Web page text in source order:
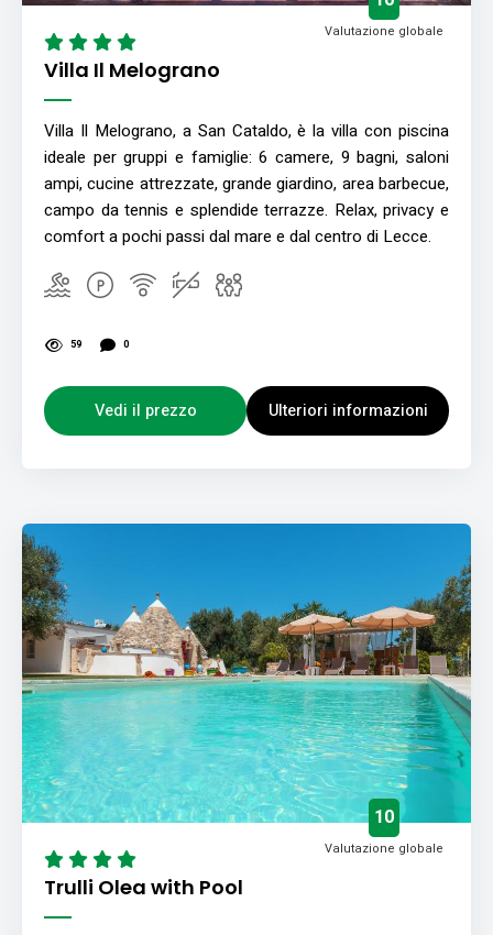
Villa Il Melograno
Valutazione globale
Villa Il Melograno, a San Cataldo, è la villa con piscina
ideale per gruppi e famiglie: 6 camere, 9 bagni, saloni
ampi, cucine attrezzate, grande giardino, area barbecue,
campo da tennis e splendide terrazze. Relax, privacy e
comfort a pochi passi dal mare e dal centro di Lecce.
59 0
Vedi il prezzo Ulteriori informazioni
Trulli Olea with Pool
10
Valutazione globale